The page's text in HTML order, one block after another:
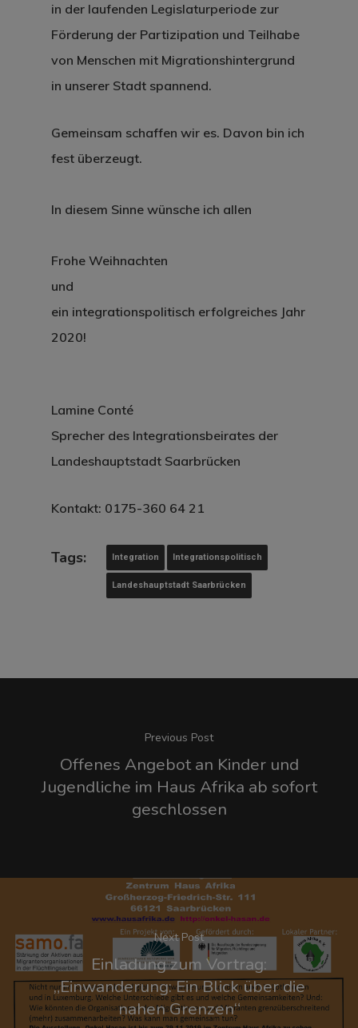
in der laufenden Legislaturperiode zur
Förderung der Partizipation und Teilhabe
von Menschen mit Migrationshintergrund
in unserer Stadt spannend.
Gemeinsam schaffen wir es. Davon bin ich
fest überzeugt.
In diesem Sinne wünsche ich allen
Frohe Weihnachten
und
ein integrationspolitisch erfolgreiches Jahr
2020!
Lamine Conté
Sprecher des Integrationsbeirates der
Landeshauptstadt Saarbrücken
Kontakt: 0175-360 64 21
Tags: Integration Integrationspolitisch
Landeshauptstadt Saarbrücken
Previous Post
Offenes Angebot an Kinder und
Jugendliche im Haus Afrika ab sofort
geschlossen
Next Post
Einladung zum Vortrag:
„Einwanderung: Ein Blick über die
nahen Grenzen“